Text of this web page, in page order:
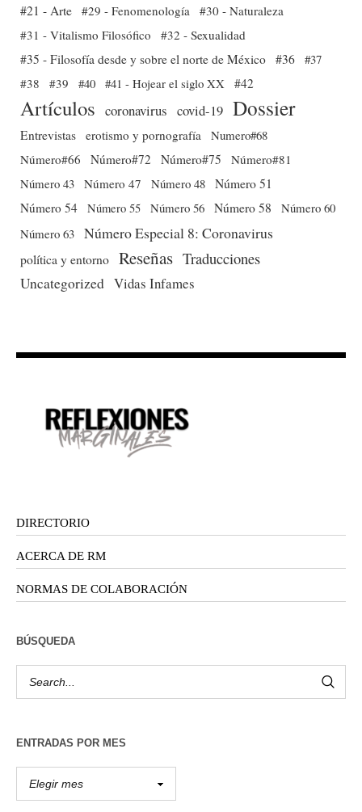
#21 - Arte #29 - Fenomenología
#30 - Naturaleza
#31 - Vitalismo Filosófico
#32 - Sexualidad
#35 - Filosofía desde y sobre el norte de México #36 #37
#38
#39 #40 #41 - Hojear el siglo XX #42
Artículos coronavirus covid-19 Dossier
Entrevistas erotismo y pornografía
Numero#68
Número#66
Número#72 Número#75
Número#81
Número 43 Número 47 Número 48 Número 51
Número 54 Número 55 Número 56 Número 58
Número 60
Número 63 Número Especial 8: Coronavirus
política y entorno Reseñas Traducciones
Uncategorized Vidas Infames
DIRECTORIO
ACERCA DE RM
NORMAS DE COLABORACIÓN
BÚSQUEDA
ENTRADAS POR MES